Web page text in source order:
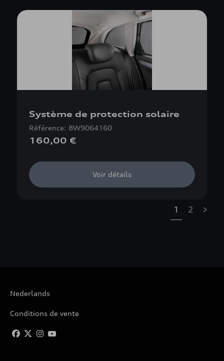
Système de protection solaire
Référence: 8W9064160
160,00 €
Voir détails
1 2 »
Nederlands
Conditions de vente